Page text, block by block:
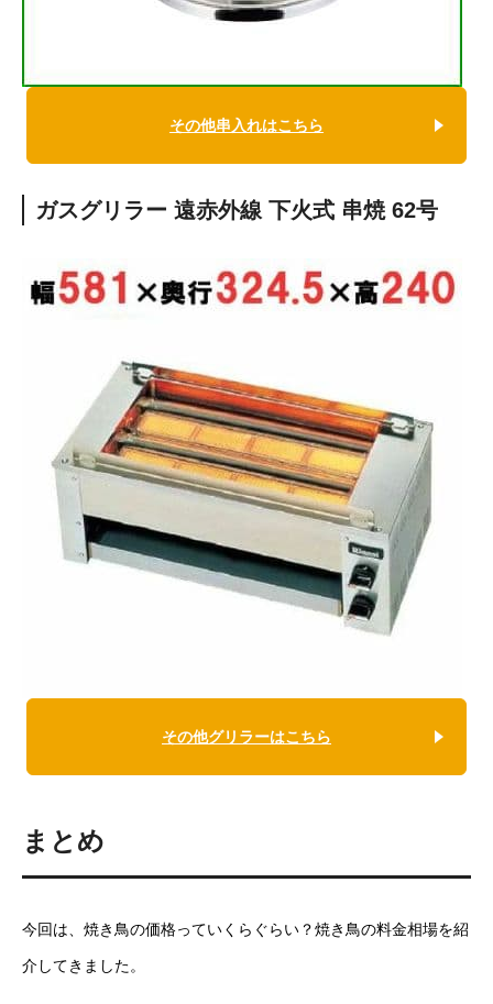
その他串入れはこちら
ガスグリラー 遠赤外線 下火式 串焼 62号
その他グリラーはこちら
まとめ
今回は、焼き鳥の価格っていくらぐらい？焼き鳥の料金相場を紹
介してきました。